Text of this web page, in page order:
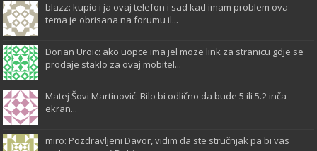
blazz: kupio i ja ovaj telefon i sad kad imam problem ova
tema je obrisana na forumu il...
Dorian Uroic: ako uopce ima jel moze link za stranicu gdje se
prodaje staklo za ovaj mobitel...
Matej Šovi Martinović: Bilo bi odlično da bude 5 ili 5.2 inča
ekran...
miro: Pozdravljeni Davor, vidim da ste stručnjak pa bi vas